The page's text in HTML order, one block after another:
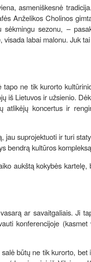
asmeniškesnė
Anželikos Cholinos
sezonu, –
labai malonu. Juk
ne tik kurorto
iš Lietuvos ir užsienio.
koncertus ir
suprojektuoti ir turi
bendrą kultūros
aukštą kokybės
ar savaitgaliais. Ji
konferencijoje
būtų ne tik kurorto,